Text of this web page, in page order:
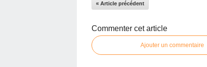
« Article précédent
Commenter cet article
Ajouter un commentaire